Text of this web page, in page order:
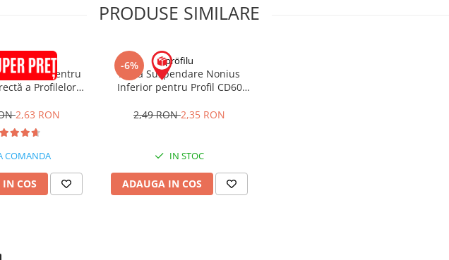
PRODUSE SIMILARE
KNAUF
Multiplă pentru
a Profilelor
2,63 RON
COMANDA
COS
-6% pröfilu
Piesă Suspendare Nonius
Inferior pentru Profil CD60
2,49 RON2,35 RON
IN STOC
ADAUGA IN COS